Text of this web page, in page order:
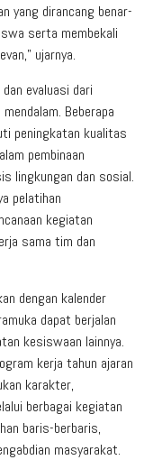
yang dirancang benar-
serta membekali
ujarnya.
evaluasi dari
Beberapa
peningkatan kualitas
pembinaan
lingkungan dan sosial.
pelatihan
kegiatan
sama tim dan
dengan kalender
dapat berjalan
kesiswaan lainnya.
kerja tahun ajaran
karakter,
berbagai kegiatan
baris-berbaris,
masyarakat.